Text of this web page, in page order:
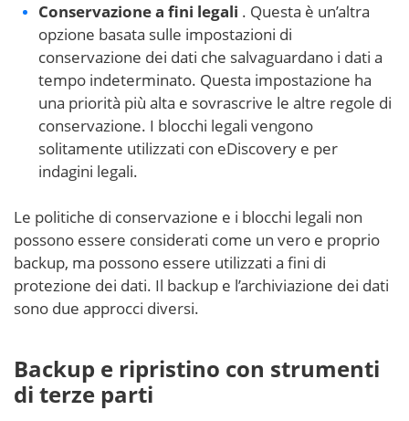
Conservazione a fini legali . Questa è un’altra
opzione basata sulle impostazioni di
conservazione dei dati che salvaguardano i dati a
tempo indeterminato. Questa impostazione ha
una priorità più alta e sovrascrive le altre regole di
conservazione. I blocchi legali vengono
solitamente utilizzati con eDiscovery e per
indagini legali.
Le politiche di conservazione e i blocchi legali non
possono essere considerati come un vero e proprio
backup, ma possono essere utilizzati a fini di
protezione dei dati. Il backup e l’archiviazione dei dati
sono due approcci diversi.
Backup e ripristino con strumenti
di terze parti